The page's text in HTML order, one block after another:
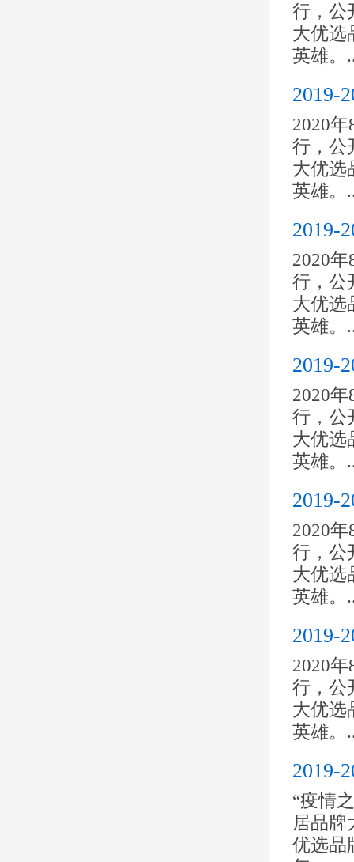
行，公
大优选
英雄。
2019-
2020
行，公
大优选
英雄。
2019-
2020
行，公
大优选
英雄。
2019-
2020
行，公
大优选
英雄。
2019-
2020
行，公
大优选
英雄。
2019-
2020
行，公
大优选
英雄。
2019-
“疫情
居品牌
优选品